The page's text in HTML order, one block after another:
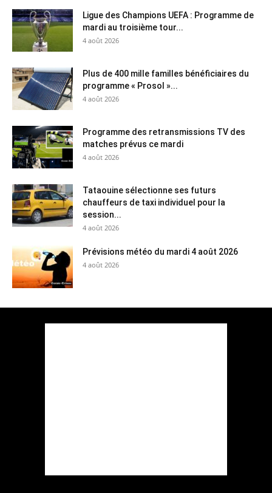
Ligue des Champions UEFA : Programme de
mardi au troisième tour...
4 août 2026
Plus de 400 mille familles bénéficiaires du
programme « Prosol »...
4 août 2026
Programme des retransmissions TV des
matches prévus ce mardi
4 août 2026
Tataouine sélectionne ses futurs
chauffeurs de taxi individuel pour la
session...
4 août 2026
Prévisions météo du mardi 4 août 2026
4 août 2026